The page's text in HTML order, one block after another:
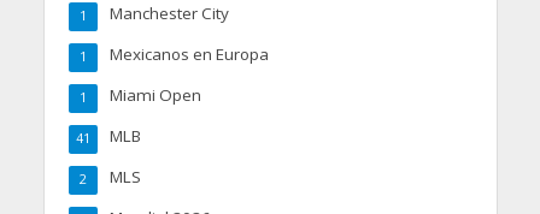
Manchester City
1
Mexicanos en Europa
1
Miami Open
1
MLB
41
MLS
2